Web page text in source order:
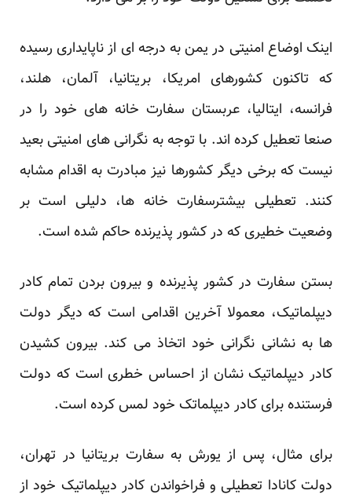
اینک اوضاع امنیتی در یمن به درجه ای از ناپایداری رسیده
که تاکنون کشورهای امریکا، بریتانیا، آلمان، هلند،
فرانسه، ایتالیا، عربستان سفارت خانه های خود را در
صنعا تعطیل کرده اند. با توجه به نگرانی های امنیتی بعید
نیست که برخی دیگر کشورها نیز مبادرت به اقدام مشابه
کنند. تعطیلی بیشترسفارت خانه ها، دلیلی است بر
وضعیت خطیری که در کشور پذیرنده حاکم شده است.
بستن سفارت در کشور پذیرنده و بیرون بردن تمام کادر
دیپلماتیک، معمولا آخرین اقدامی است که دیگر دولت
ها به نشانی نگرانی خود اتخاذ می کند. بیرون کشیدن
کادر دیپلماتیک نشان از احساس خطری است که دولت
فرستنده برای کادر دیپلماتک خود لمس کرده است.
برای مثال، پس از یورش به سفارت بریتانیا در تهران،
دولت کانادا تعطیلی و فراخواندن کادر دیپلماتیک خود از